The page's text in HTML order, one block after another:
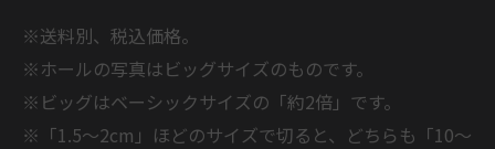
※送料別、税込価格。
※ホールの写真はビッグサイズのものです。
※ビッグはベーシックサイズの「約2倍」です。
※「1.5～2cm」ほどのサイズで切ると、どちらも「10～